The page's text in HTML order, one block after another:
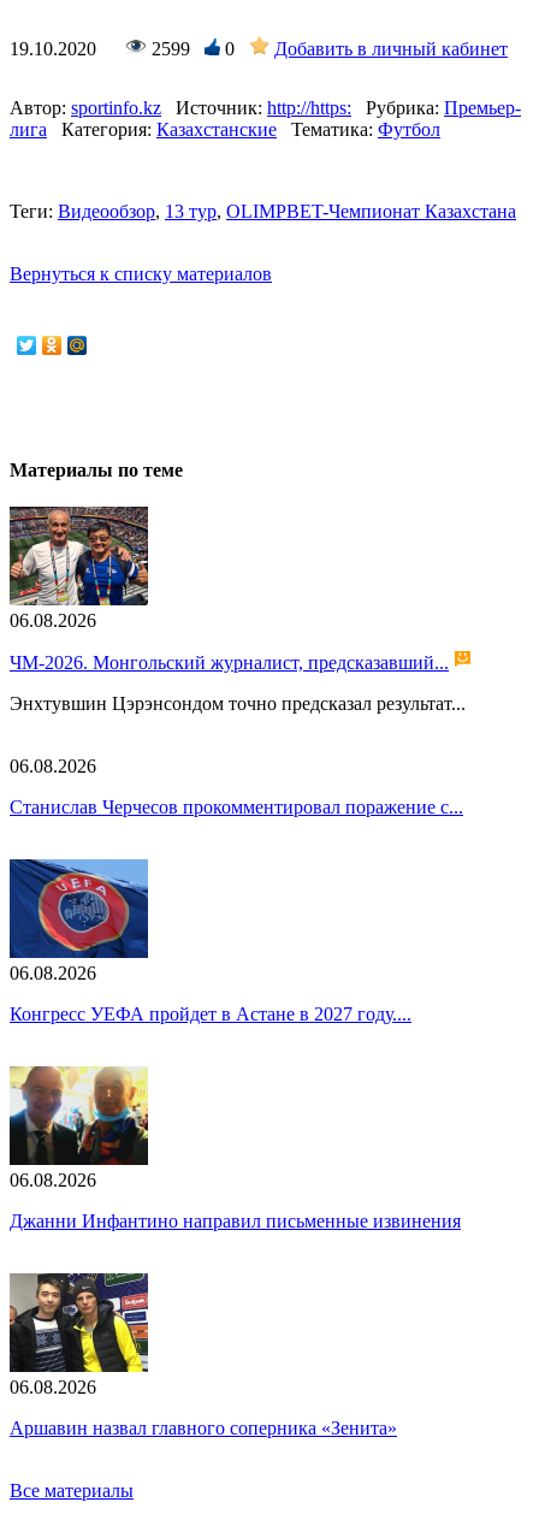
19.10.2020 2599 0 Добавить в личный кабинет
Автор: sportinfo.kz Источник: http://https: Рубрика: Премьер-
лига
Категория: Казахстанские Тематика: Футбол
Теги: Видеообзор, 13 тур, OLIMPBET-Чемпионат Казахстана
Вернуться к списку материалов
Материалы по теме
06.08.2026
ЧМ-2026. Монгольский журналист, предсказавший...
Энхтувшин Цэрэнсондом точно предсказал результат...
06.08.2026
Станислав Черчесов прокомментировал поражение с...
06.08.2026
Конгресс УЕФА пройдет в Астане в 2027 году....
06.08.2026
Джанни Инфантино направил письменные извинения
06.08.2026
Аршавин назвал главного соперника «Зенита»
Все материалы